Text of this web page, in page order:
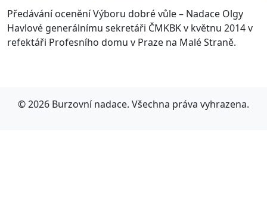
Předávání ocenění Výboru dobré vůle – Nadace Olgy
Havlové generálnímu sekretáři ČMKBK v květnu 2014 v
refektáři Profesního domu v Praze na Malé Straně.
© 2026 Burzovní nadace. Všechna práva vyhrazena.